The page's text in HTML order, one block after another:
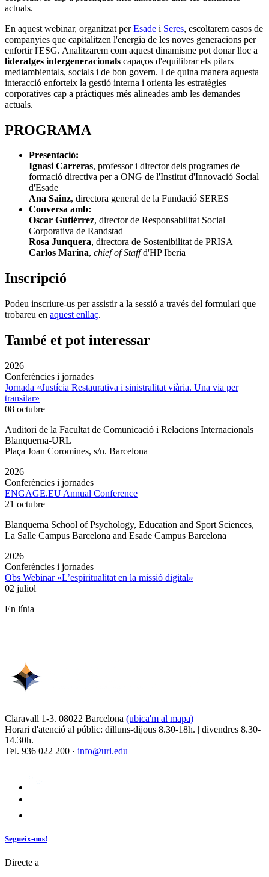
actuals.
En aquest webinar, organitzat perEsade i Seres, escoltarem casos de
companyies que capitalitzen l'energia de les noves generacions per
enfortir l'ESG. Analitzarem com aquest dinamisme pot donar lloc a
lideratges intergeneracionals capaços d'equilibrar els pilars
mediambientals, socials i de bon govern. I de quina manera aquesta
interacció enforteix la gestió interna i orienta les estratègies
corporatives cap a pràctiques més alineades amb les demandes
actuals.
PROGRAMA
Presentació:
Ignasi Carreras, professor i director dels programes de
formació directiva per a ONG de l'Institut d'Innovació Social
d'Esade
Ana Sainz, directora general de la Fundació SERES
Conversa amb:
Oscar Gutiérrez, director de Responsabilitat Social
Corporativa de Randstad
Rosa Junquera, directora de Sostenibilitat de PRISA
Carlos Marina, chief of Staffd'HP Iberia
Inscripció
Podeu inscriure-us per assistir a la sessió a través del formulari que
trobareu en aquest enllaç.
També et pot interessar
2026
Conferències i jornades
Jornada «Justícia Restaurativa i sinistralitat viària. Una via per
transitar»
08 octubre
Auditori de la Facultat de Comunicació i Relacions Internacionals
Blanquerna-URL
Plaça Joan Coromines, s/n. Barcelona
2026
Conferències i jornades
ENGAGE.EU Annual Conference
21 octubre
Blanquerna School of Psychology, Education and Sport Sciences,
La Salle Campus Barcelona and Esade Campus Barcelona
2026
Conferències i jornades
Obs Webinar «L’espiritualitat en la missió digital»
02 juliol
En línia
Claravall 1-3. 08022 Barcelona (ubica'm al mapa)
Horari d'atenció al públic: dilluns-dijous 8.30-18h. | divendres 8.30-
14.30h.
Tel. 936 022 200 · info@url.edu
Segueix-nos!
Directe a